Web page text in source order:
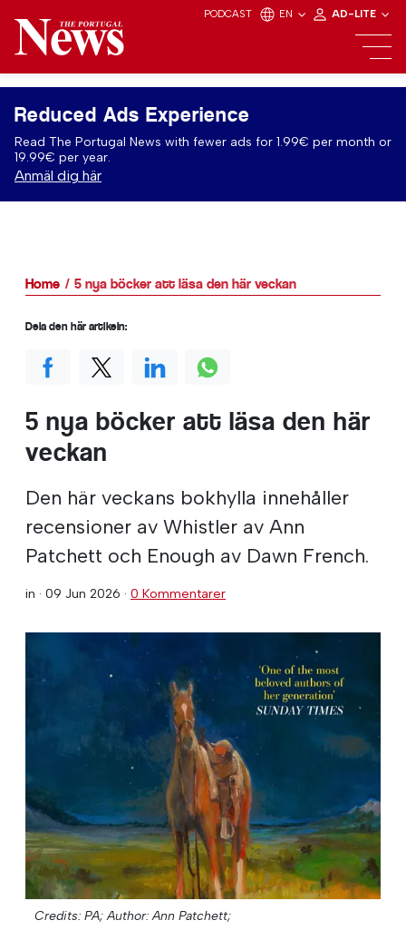
PODCAST EN AD-LITE
Reduced Ads Experience
Read The Portugal News with fewer ads for 1.99€ per month or
19.99€ per year.
Anmäl dig här
Home 5 nya böcker att läsa den här veckan
5 nya böcker att läsa den här
veckan
Den här veckans bokhylla innehåller
recensioner av Whistler av Ann
Patchett och Enough av Dawn French.
in · 09 Jun 2026 · 0 Kommentarer
Credits: PA; Author: Ann Patchett;
Dela den här artikeln: